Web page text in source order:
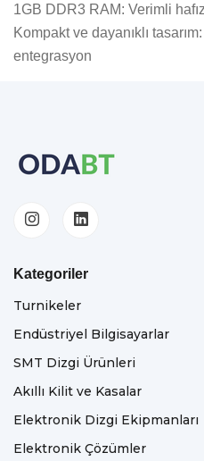
1GB DDR3 RAM: Verimli
Kompakt ve dayanıklı
entegrasyon
Kategoriler
Turnikeler
Endüstriyel Bilgisayarlar
SMT Dizgi Ürünleri
Akıllı Kilit ve Kasalar
Elektronik Dizgi Ekipmanları
Elektronik Çözümler